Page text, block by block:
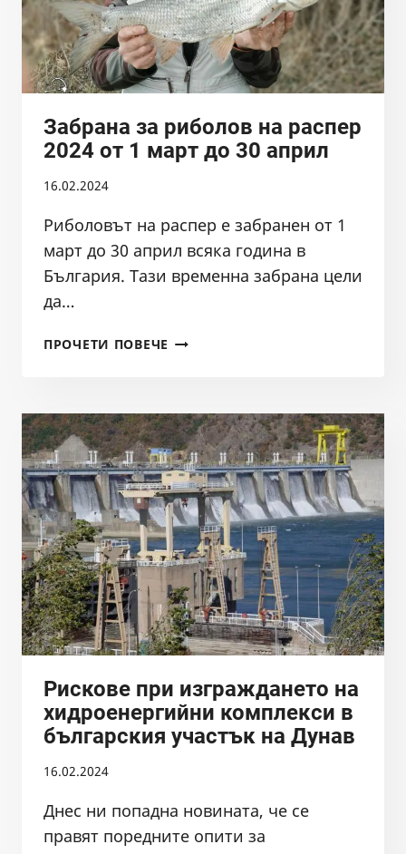
Забрана за риболов на распер
2024 от 1 март до 30 април
16.02.2024
Риболовът на распер е забранен от 1
март до 30 април всяка година в
България. Тази временна забрана цели
да…
ПРОЧЕТИ ПОВЕЧЕ ЗАБРАНА
РАСПЕР
2024
ОТ
1
МАРТ
ДО
30
АПРИЛ
Рискове при изграждането на
хидроенергийни комплекси в
българския участък на Дунав
16.02.2024
Днес ни попадна новината, че се
правят поредните опити за